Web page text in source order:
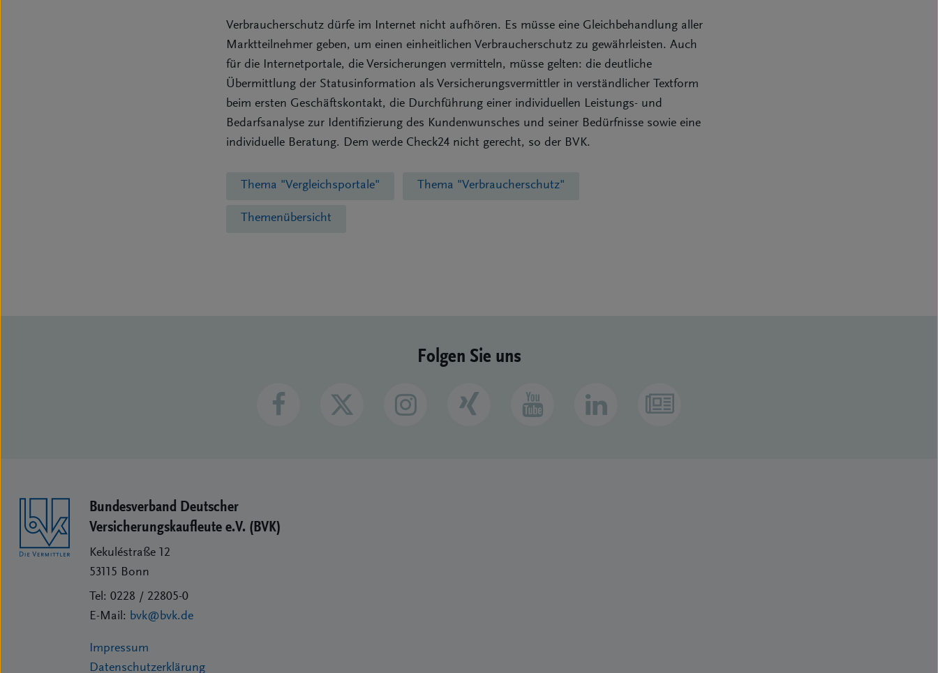
Verbraucherschutz dürfe im Internet nicht aufhören. Es müsse eine Gleichbehandlung aller
Marktteilnehmer geben, um einen einheitlichen Verbraucherschutz zu gewährleisten. Auch
für die Internetportale, die Versicherungen vermitteln, müsse gelten: die deutliche
Übermittlung der Statusinformation als Versicherungsvermittler in verständlicher Textform
beim ersten Geschäftskontakt, die Durchführung einer individuellen Leistungs- und
Bedarfsanalyse zur Identifizierung des Kundenwunsches und seiner Bedürfnisse sowie eine
individuelle Beratung. Dem werde Check24 nicht gerecht, so der BVK.
Thema "Vergleichsportale" Thema "Verbraucherschutz"
Themenübersicht
Folgen Sie uns
Bundesverband Deutscher
Versicherungs­kaufleute e.V. (BVK)
Kekuléstraße 12
53115 Bonn
Tel: 0228 / 22805-0
E-Mail: bvk@bvk.de
Impressum
Datenschutzerklärung